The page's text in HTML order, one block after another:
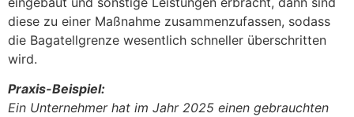
diese zu einer Maßnahme zusammenzufassen, sodass
die Bagatellgrenze wesentlich schneller überschritten
wird.
Praxis-Beispiel:
Ein Unternehmer hat im Jahr 2025 einen gebrauchten